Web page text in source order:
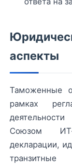
аспекты
Таможенные
рамках
Союзом
декларации,